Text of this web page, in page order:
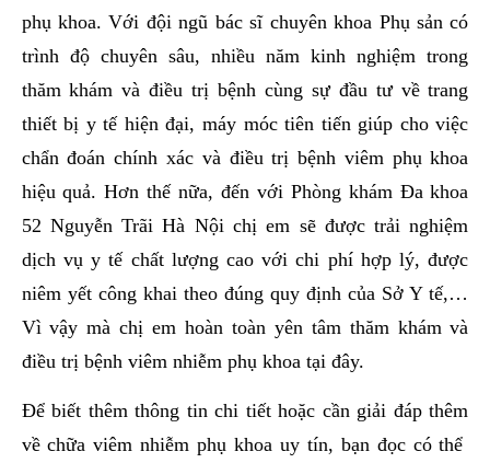
phụ khoa. Với đội ngũ bác sĩ chuyên khoa Phụ sản có
trình độ chuyên sâu, nhiều năm kinh nghiệm trong
thăm khám và điều trị bệnh cùng sự đầu tư về trang
thiết bị y tế hiện đại, máy móc tiên tiến giúp cho việc
chẩn đoán chính xác và điều trị bệnh viêm phụ khoa
hiệu quả. Hơn thế nữa, đến với Phòng khám Đa khoa
52 Nguyễn Trãi Hà Nội chị em sẽ được trải nghiệm
dịch vụ y tế chất lượng cao với chi phí hợp lý, được
niêm yết công khai theo đúng quy định của Sở Y tế,…
Vì vậy mà chị em hoàn toàn yên tâm thăm khám và
điều trị bệnh viêm nhiễm phụ khoa tại đây.
Để biết thêm thông tin chi tiết hoặc cần giải đáp thêm
về chữa viêm nhiễm phụ khoa uy tín, bạn đọc có thể